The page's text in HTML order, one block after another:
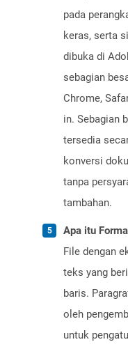
pada
keras, serta
dibuka di
sebagian
Chrome,
in. Sebagian
tersedia
konversi
tanpa
tambahan.
Apa itu
File dengan
teks yang
baris.
oleh
untuk